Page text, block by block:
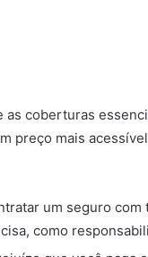
coberturas
preço mais
um seguro
como